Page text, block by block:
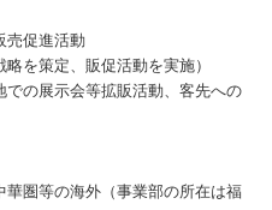
売促進活動
を策定、販促活動を実施）
での展示会等拡販活動、客先への
華圏等の海外（事業部の所在は福